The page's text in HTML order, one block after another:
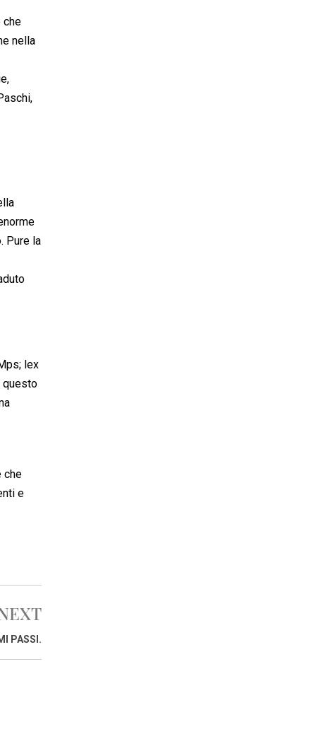
che
nella
Pure la
lex
questo
che
e
PASSI.